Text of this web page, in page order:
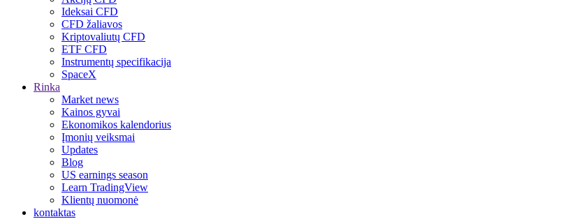
Ideksai CFD
CFD žaliavos
Kriptovaliutų CFD
ETF CFD
Instrumentų specifikacija
SpaceX
Rinka
Market news
Kainos gyvai
Ekonomikos kalendorius
Įmonių veiksmai
Updates
Blog
US earnings season
Learn TradingView
Klientų nuomonė
kontaktas